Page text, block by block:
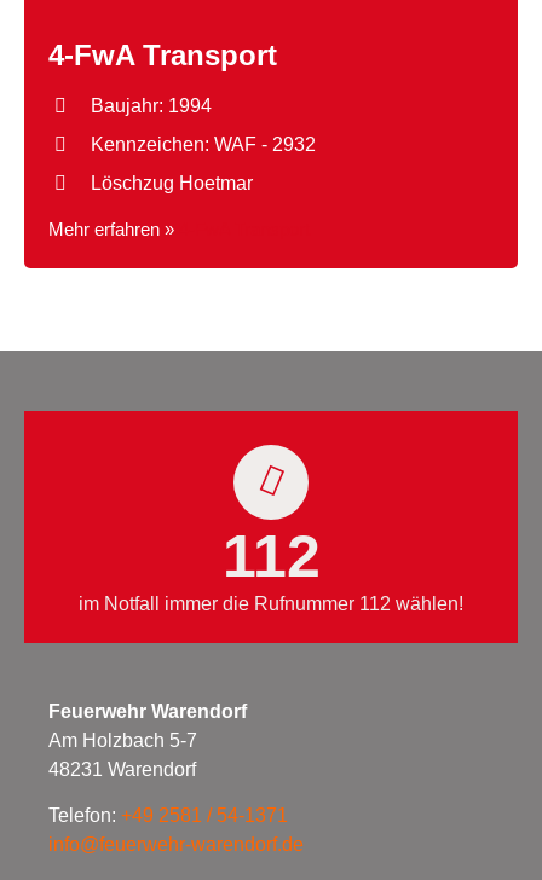
4-FwA Transport
Baujahr: 1994
Kennzeichen: WAF - 2932
Löschzug Hoetmar
Mehr erfahren »
112
im Notfall immer die Rufnummer 112 wählen!
Feuerwehr Warendorf
Am Holzbach 5-7
48231 Warendorf
Telefon: +49 2581 / 54-1371
info@feuerwehr-warendorf.de